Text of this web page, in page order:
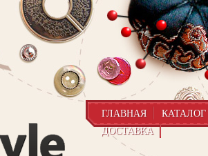
ГЛАВНАЯ
КАТАЛОГ
ДОСТАВКА